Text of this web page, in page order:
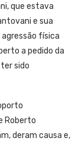
que estava
e sua
física
a pedido da
sido
Roberto
deram causa e,